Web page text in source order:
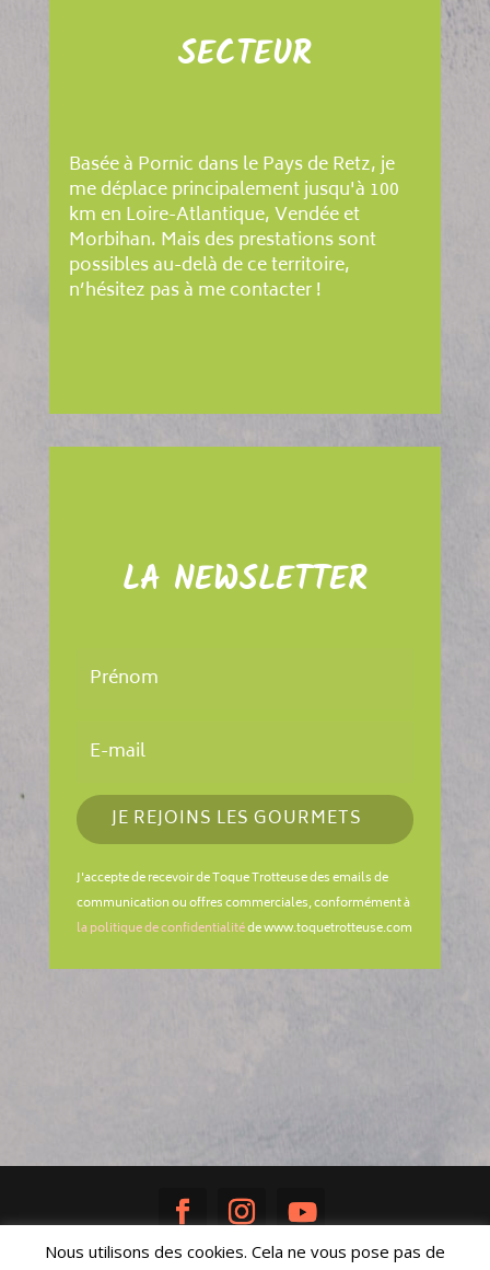
SECTEUR
Basée à Pornic dans le Pays de Retz, je
me déplace principalement jusqu'à 100
km en Loire-Atlantique, Vendée et
Morbihan. Mais des prestations sont
possibles au-delà de ce territoire,
n’hésitez pas à me contacter !
LA NEWSLETTER
JE REJOINS LES GOURMETS
J'accepte de recevoir de Toque Trotteuse des emails de
communication ou offres commerciales, conformément à
la politique de confidentialitéde www.toquetrotteuse.com
Nous utilisons des cookies. Cela ne vous pose pas de